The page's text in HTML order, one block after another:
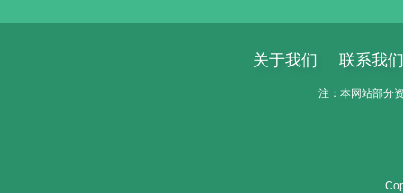
关于我们 联系我们
注：本网站部分